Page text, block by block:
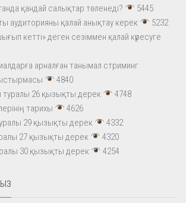
қандай салықтар төленеді?
5445
аудиторияны қалай анықтау керек
5232
кетті» деген сезіммен қалай күресуге
арналған танымал стриминг
4840
туралы 26 қызықты дерек
4748
тарихы
4626
29 қызықты дерек
4332
27 қызықты дерек
4320
30 қызықты дерек
4254